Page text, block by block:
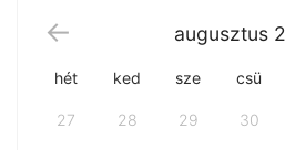
augusztus
hét ked sze csü
27 28 29 30